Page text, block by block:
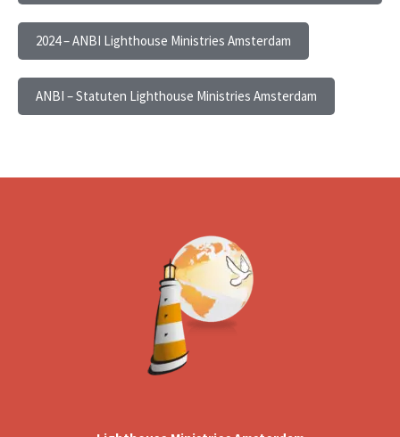
2024 – ANBI Lighthouse Ministries Amsterdam
ANBI – Statuten Lighthouse Ministries Amsterdam